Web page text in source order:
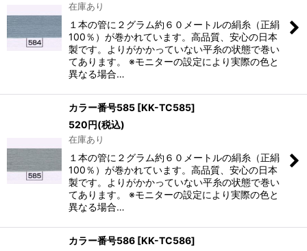
在庫あり
１本の管に２グラム約６０メートルの絹糸（正絹
100％）が巻かれています。高品質、安心の日本
製です。よりがかかっていない平糸の状態で巻い
てあります。 ※モニターの設定により実際の色と
異なる場合…
カラー番号585 [KK-TC585]
520円(税込)
在庫あり
１本の管に２グラム約６０メートルの絹糸（正絹
100％）が巻かれています。高品質、安心の日本
製です。よりがかかっていない平糸の状態で巻い
てあります。 ※モニターの設定により実際の色と
異なる場合…
カラー番号586 [KK-TC586]